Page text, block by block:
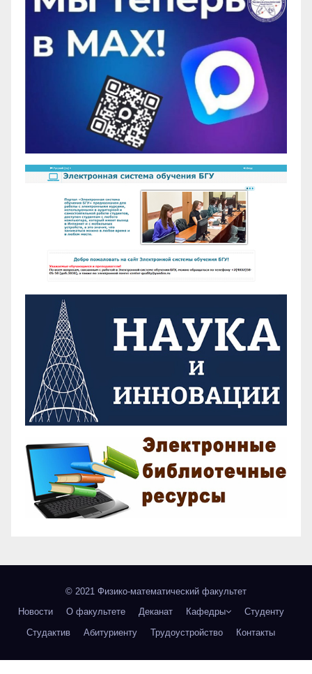
© 2021 Физико-математический факультет
Новости
О факультете Деканат Кафедры
Студенту
Студактив
Абитуриенту Трудоустройство Контакты